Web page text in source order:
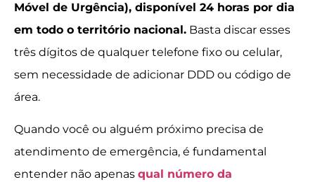
Móvel de Urgência), disponível 24 horas por dia
em todo o território nacional. Basta discar esses
três dígitos de qualquer telefone fixo ou celular,
sem necessidade de adicionar DDD ou código de
área.
Quando você ou alguém próximo precisa de
atendimento de emergência, é fundamental
entender não apenas qual número da